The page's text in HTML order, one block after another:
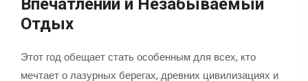
Впечатлений и Незабываемый
Отдых
Этот год обещает стать особенным для всех, кто
мечтает о лазурных берегах, древних цивилизациях и